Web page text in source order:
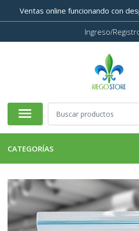
Ventas online funcionando con
Ingreso/
CATEGORÍAS